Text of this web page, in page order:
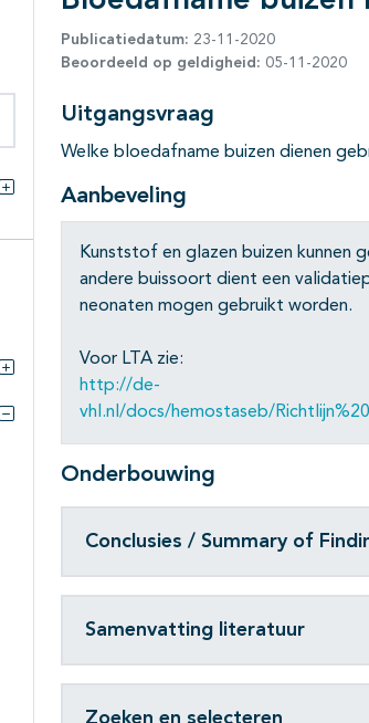
binnen deze richtlijn
Subpagina's open- en dichtklappen
Subpagina's open- en dichtklappen
Publicatiedatum: 23-11-2020
Beoordeeld op geldigheid: 05-11-2020
Uitgangsvraag
Welke bloedafname buizen dienen
Aanbeveling
Kunststof en glazen buizen kunnen
andere buissoort dient een
neonaten mogen gebruikt worden.
Voor LTA zie:
http://de-
vhl.nl/docs/hemostaseb/
Onderbouwing
Conclusies / Summary of
Samenvatting literatuur
Zoeken en selecteren